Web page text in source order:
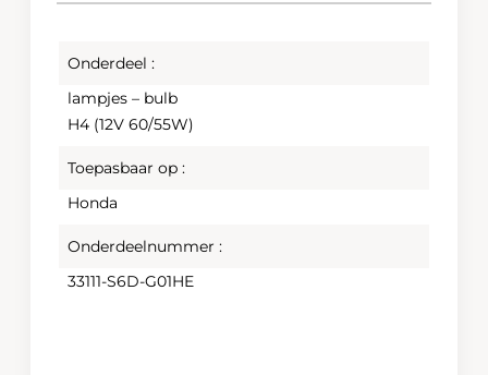
Onderdeel :
lampjes – bulb
H4 (12V 60/55W)
Toepasbaar op :
Honda
Onderdeelnummer :
33111-S6D-G01HE